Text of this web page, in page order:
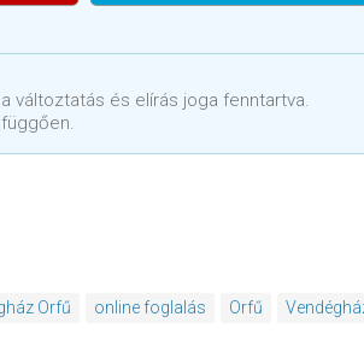
változtatás és elírás joga fenntartva.
Orfű online foglalás Orfű